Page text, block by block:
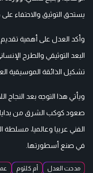
يستحق التوثيق والاحتفاء
وأكد العدل على أهمية
البعد التوثيقي والطرح
تشكيل الذائقة الموسيقية
ويأتي هذا التوجه بعد النجاح
صعود كوكب الشرق من
الفني عربيا وعالميا،
في صنع أسطورتها.
مدحت العدل أم كلثوم